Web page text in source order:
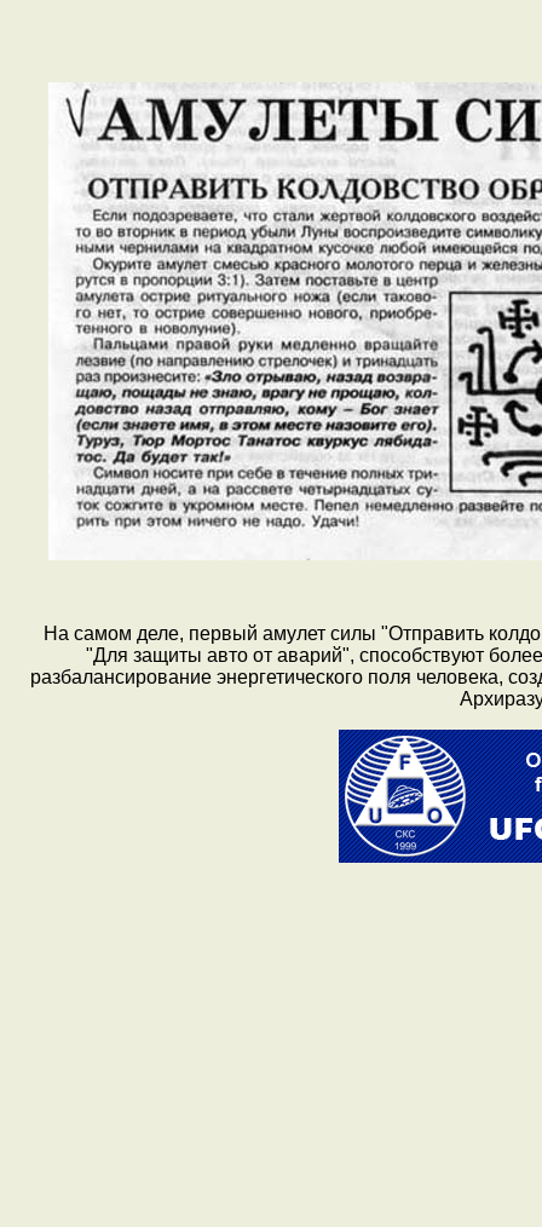
На самом деле, первый амулет силы "Отправить
"Для защиты авто от аварий", способствуют
разбалансирование энергетического поля человека,